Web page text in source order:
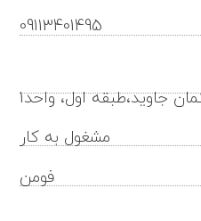
09113401495
جاوید،طبقه اول، واحد1
مشغول به کار
فومن